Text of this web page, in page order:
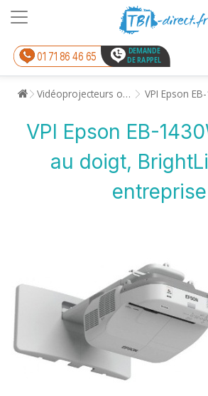
01 71 86 46 65
DEMANDE
DE RAPPEL
Vidéoprojecteurs ou Tableaux Interactifs
VPI Epson EB-
au doigt,
entreprise